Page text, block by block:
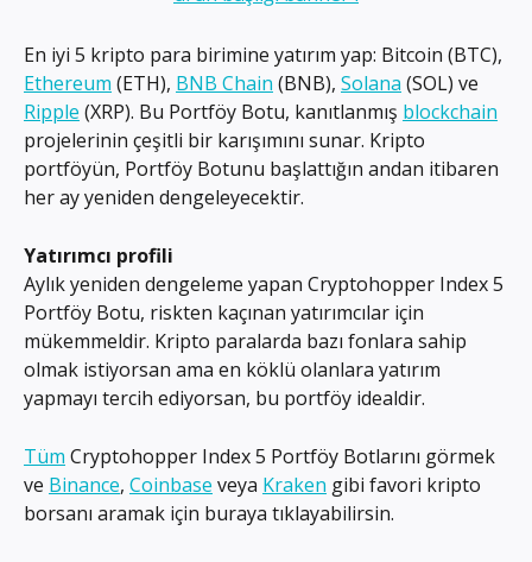
En iyi 5 kripto para birimine yatırım yap: Bitcoin (BTC),
Ethereum (ETH), BNB Chain (BNB), Solana (SOL) ve
Ripple (XRP). Bu Portföy Botu, kanıtlanmış blockchain
projelerinin çeşitli bir karışımını sunar. Kripto
portföyün, Portföy Botunu başlattığın andan itibaren
her ay yeniden dengeleyecektir.
Yatırımcı profili
Aylık yeniden dengeleme yapan Cryptohopper Index 5
Portföy Botu, riskten kaçınan yatırımcılar için
mükemmeldir. Kripto paralarda bazı fonlara sahip
olmak istiyorsan ama en köklü olanlara yatırım
yapmayı tercih ediyorsan, bu portföy idealdir.
Tüm Cryptohopper Index 5 Portföy Botlarını görmek
ve Binance, Coinbase veya Kraken gibi favori kripto
borsanı aramak için buraya tıklayabilirsin.